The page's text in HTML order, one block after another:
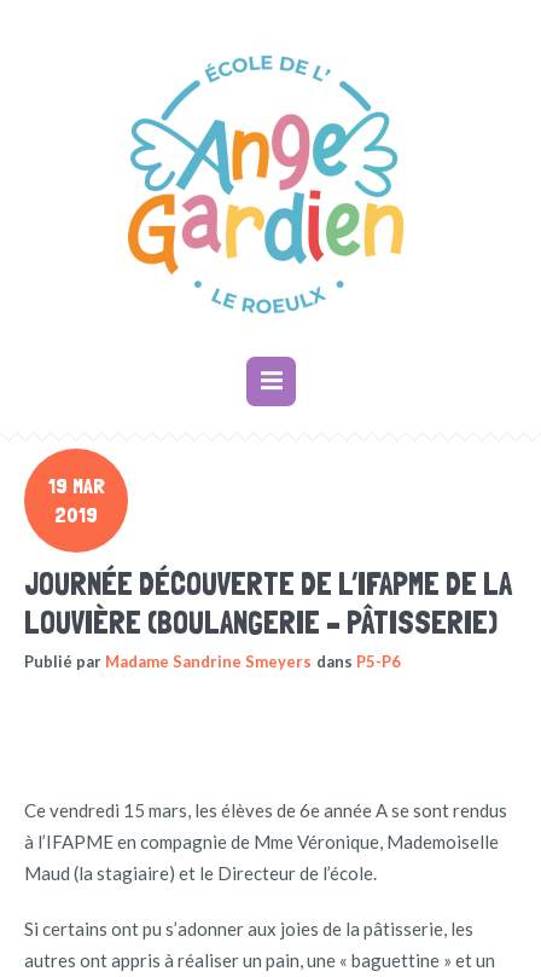
19 MAR
2019
JOURNÉE DÉCOUVERTE DE L’IFAPME DE LA
LOUVIÈRE (BOULANGERIE – PÂTISSERIE)
Publié par Madame Sandrine Smeyers dans P5-P6
Ce vendredi 15 mars, les élèves de 6e année A se sont rendus
à l’IFAPME en compagnie de Mme Véronique, Mademoiselle
Maud (la stagiaire) et le Directeur de l’école.
Si certains ont pu s’adonner aux joies de la pâtisserie, les
autres ont appris à réaliser un pain, une « baguettine » et un